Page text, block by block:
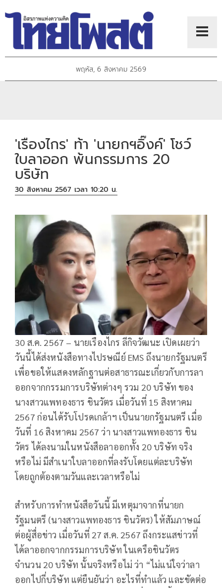
พฤหัส, 6 สิงหาคม 2569
'เรืองไกร' ท้า 'นายกฯอิ๊งค์' โชว์
ใบลาออก พ้นกรรมการ 20
บริษัท
30 สิงหาคม 2567 เวลา 10:20 น.
30 ส.ค. 2567 – นายเรืองไกร ลีกิจวัฒนะ เปิดเผยว่า
วันนี้ได้ส่งหนังสือทางไปรษณีย์ EMS ถึงนายกรัฐมนตรี
เพื่อขอให้แสดงหลักฐานต่อสาธารณะเกี่ยวกับการลา
ออกจากกรรมการบริษัทต่างๆ รวม 20 บริษัท ของ
นางสาวแพทองธาร ชินวัตร เมื่อวันที่ 15 สิงหาคม
2567 ก่อนได้รับโปรดเกล้าฯ เป็นนายกรัฐมนตรี เมื่อ
วันที่ 16 สิงหาคม 2567 ว่า นางสาวแพทองธาร ชิน
วัตร ได้ลงนามในหนังสือลาออกทั้ง 20 บริษัท จริง
หรือไม่ มีสำเนาใบลาออกที่ลงรับโดยแต่ละบริษัท
โดยถูกต้องตามวันและเวลาหรือไม่
สำหรับการทำหนังสือวันนี้ มีเหตุมาจากที่นายก
รัฐมนตรี (นางสาวแพทองธาร ชินวัตร) ให้สัมภาษณ์
ต่อผู้สื่อข่าว เมื่อวันที่ 27 ส.ค. 2567 ถึงกระแสข่าวที่
ได้ลาออกจากกรรมการบริษัท ในเครือชินวัตร
จำนวน 20 บริษัท นั้นจริงหรือไม่ ว่า “ไม่แน่ใจว่าลา
ออกไปกี่บริษัท แต่ยืนยันว่า อะไรที่ทำแล้ว และขัดต่อ